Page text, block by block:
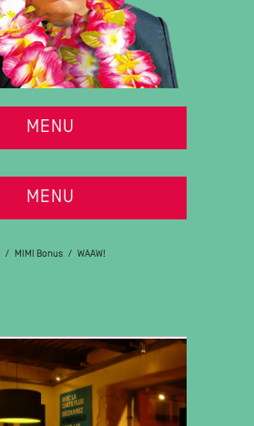
MENU
MENU
/ MIMI Bonus / WAAW!